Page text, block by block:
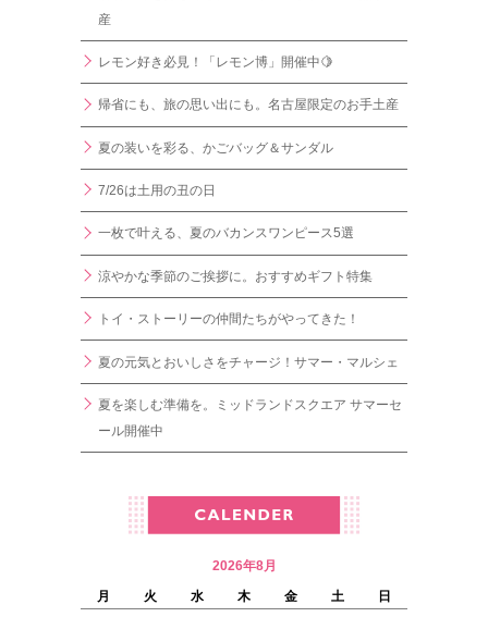
産
レモン好き必見！「レモン博」開催中🍋
帰省にも、旅の思い出にも。名古屋限定のお手土産
夏の装いを彩る、かごバッグ＆サンダル
7/26は土用の丑の日
一枚で叶える、夏のバカンスワンピース5選
涼やかな季節のご挨拶に。おすすめギフト特集
トイ・ストーリーの仲間たちがやってきた！
夏の元気とおいしさをチャージ！サマー・マルシェ
夏を楽しむ準備を。ミッドランドスクエア サマーセ
ール開催中
2026年8月
月
火 水 木 金 土
日